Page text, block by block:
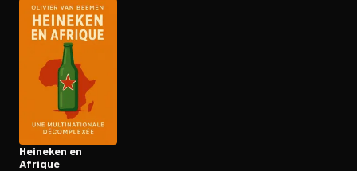
Heineken en
Afrique